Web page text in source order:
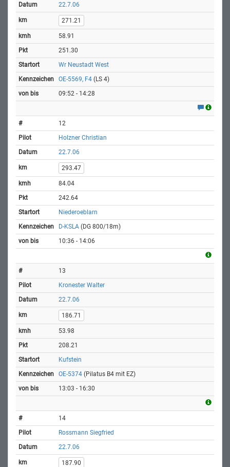
22.7.06
271.21
58.91
251.30
Wr Neustadt West
OE-5569, F4 (LS 4)
09:52 - 14:28
12
Holzner Christian
22.7.06
293.47
84.04
242.64
Niederoeblarn
D-KSLA (DG 800/18m)
10:36 - 14:06
13
Kronester Walter
22.7.06
186.71
53.98
208.21
Kufstein
OE-5374 (Pilatus B4 mit EZ)
13:03 - 16:30
14
Rossmann Siegfried
22.7.06
187.90